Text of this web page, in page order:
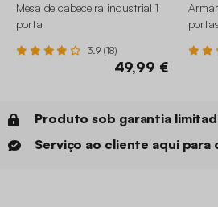
Mesa de cabeceira industrial 1
porta
3.9 (18)
49,99 €
portas
Produto sob garantia
Serviço ao cliente aqui para